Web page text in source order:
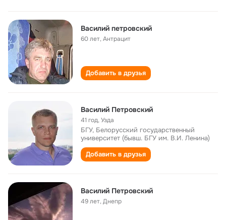
Василий петровский
60 лет,Антрацит
Добавить в друзья
Василий Петровский
41 год,Узда
БГУ, Белорусский государственный
университет (бывш. БГУ им. В.И. Ленина)
Добавить в друзья
Василий Петровский
49 лет,Днепр